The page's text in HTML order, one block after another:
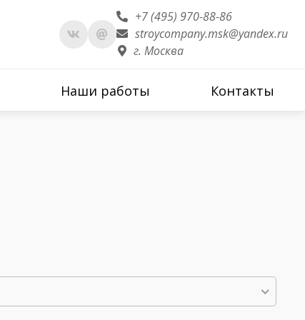
+7 (495) 970-88-86
stroycompany.msk@yandex.ru
г. Москва
Наши работы Контакты